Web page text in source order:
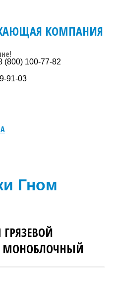
КОМПАНИЯ
(800) 100-77-82
91-03
Гном
МОНОБЛОЧНЫЙ